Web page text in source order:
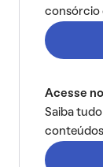
consórcio
Acesse
Saiba